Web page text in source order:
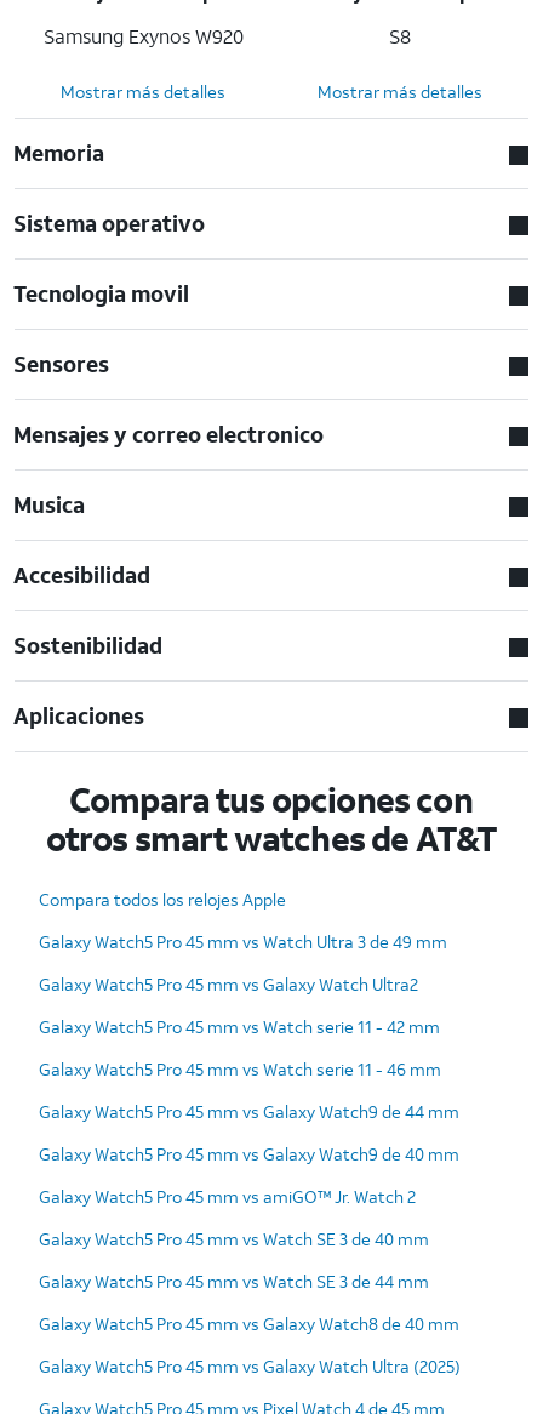
Samsung Exynos W920
S8
Mostrar más detalles Mostrar más detalles
Memoria
Sistema operativo
Tecnologia movil
Sensores
Mensajes y correo electronico
Musica
Accesibilidad
Sostenibilidad
Aplicaciones
Compara tus opciones con
otros smart watches de AT&T
Compara todos los relojes Apple
Galaxy Watch5 Pro 45 mm vs Watch Ultra 3 de 49 mm
Galaxy Watch5 Pro 45 mm vs Galaxy Watch Ultra2
Galaxy Watch5 Pro 45 mm vs Watch serie 11 - 42 mm
Galaxy Watch5 Pro 45 mm vs Watch serie 11 - 46 mm
Galaxy Watch5 Pro 45 mm vs Galaxy Watch9 de 44 mm
Galaxy Watch5 Pro 45 mm vs Galaxy Watch9 de 40 mm
Galaxy Watch5 Pro 45 mm vs amiGO™ Jr. Watch 2
Galaxy Watch5 Pro 45 mm vs Watch SE 3 de 40 mm
Galaxy Watch5 Pro 45 mm vs Watch SE 3 de 44 mm
Galaxy Watch5 Pro 45 mm vs Galaxy Watch8 de 40 mm
Galaxy Watch5 Pro 45 mm vs Galaxy Watch Ultra (2025)
Galaxy Watch5 Pro 45 mm vs Pixel Watch 4 de 45 mm